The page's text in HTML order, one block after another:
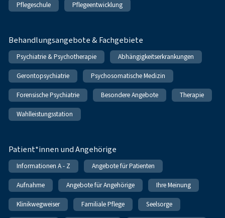
Pflegeschule Pflegeentwicklung
Behandlungsangebote & Fachgebiete
Psychiatrie & Psychotherapie Abhängigkeitserkrankungen
Gerontopsychiatrie Psychosomatische Medizin
Forensische Psychiatrie Besondere Angebote Therapie
Wahlleistungsstation
Patient*innen und Angehörige
Informationen A - Z Angebote für Patienten
Aufnahme Angebote für Angehörige Ihre Meinung
Klinikwegweiser Familiale Pflege Seelsorge